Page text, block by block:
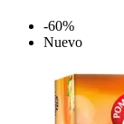
-60%
Nuevo